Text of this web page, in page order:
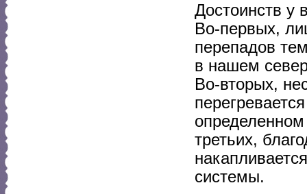
Достоинств у
Во-первых,
перепадов
в нашем
Во-вторых,
определенном
третьих,
системы.